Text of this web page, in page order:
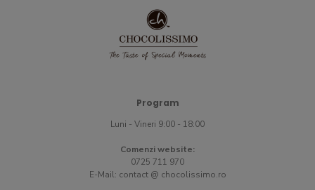
Program
Luni - Vineri 9:00 - 18:00
Comenzi website:
0725 711 970
E-Mail: contact @ chocolissimo.ro